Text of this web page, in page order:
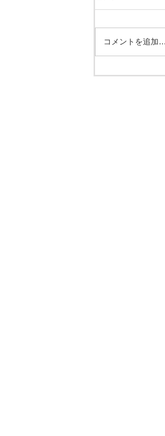
コメントを追加…